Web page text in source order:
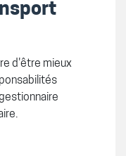
d'être mieux